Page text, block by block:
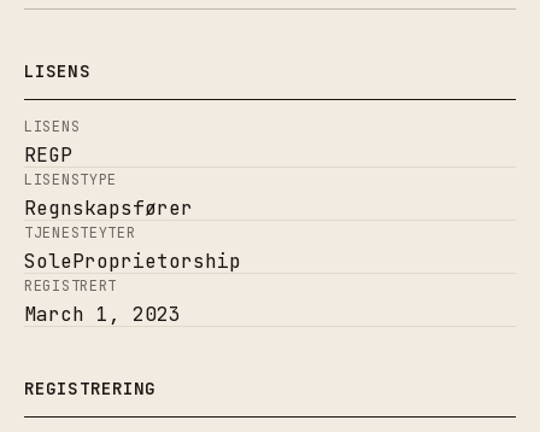
LISENS
LISENS
REGP
LISENSTYPE
Regnskapsfører
TJENESTEYTER
SoleProprietorship
REGISTRERT
March 1, 2023
REGISTRERING